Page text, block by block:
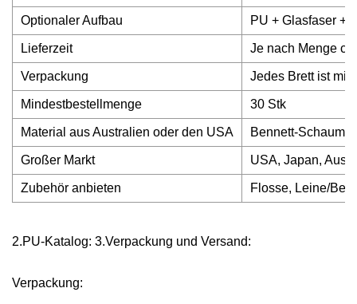
Optionaler Aufbau PU + Glasfaser +
Lieferzeit Je nach Menge
Verpackung Jedes Brett ist mit
Mindestbestellmenge 30 Stk
Material aus Australien oder den USA Bennett-Schaum,
Großer Markt USA, Japan,
Zubehör anbieten Flosse, Leine/
2.PU-Katalog: 3.Verpackung und Versand:
Verpackung: